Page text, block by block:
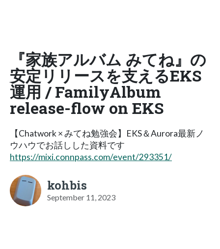
『家族アルバム みてね』の
安定リリースを支えるEKS
運用 / FamilyAlbum
release-flow on EKS
【Chatwork × みてね勉強会】EKS＆Aurora最新ノ
ウハウでお話しした資料です
https://mixi.connpass.com/event/293351/
kohbis
September 11, 2023